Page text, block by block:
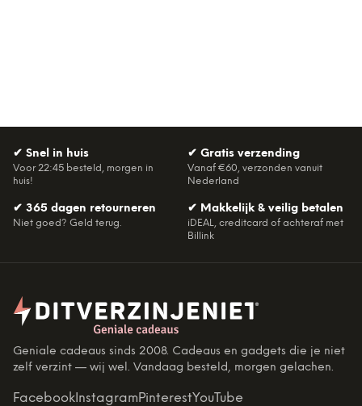
✔ Snel in huis
Voor 22:45 besteld, morgen in
huis!
✔ Gratis verzending
Vanaf €60, verzonden vanuit
Nederland
✔ 365 dagen retourneren
Niet goed? Geld terug.
✔ Makkelijk & veilig betalen
iDEAL, creditcard of achteraf met
Billink
Geniale cadeaus sinds 2008. Cadeaus en gadgets die je niet
zelf verzint — wij wel. Vandaag besteld, morgen gelachen.
Facebook InstagramPinterestYouTube